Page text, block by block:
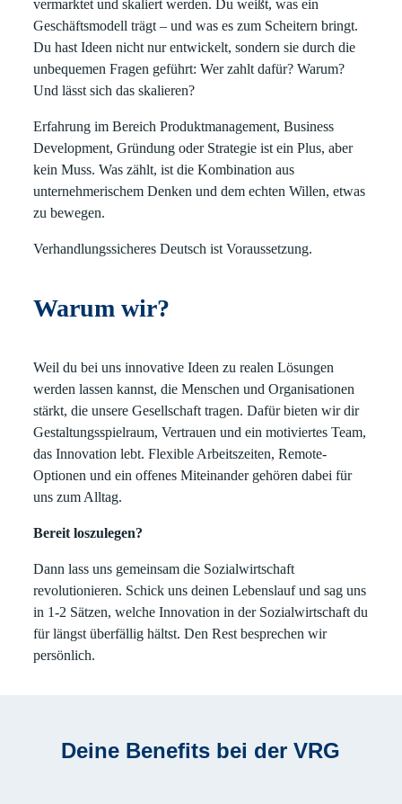
vermarktet und skaliert werden. Du weißt, was ein
Geschäftsmodell trägt – und was es zum Scheitern bringt.
Du hast Ideen nicht nur entwickelt, sondern sie durch die
unbequemen Fragen geführt: Wer zahlt dafür? Warum?
Und lässt sich das skalieren?
Erfahrung im Bereich Produktmanagement, Business
Development, Gründung oder Strategie ist ein Plus, aber
kein Muss. Was zählt, ist die Kombination aus
unternehmerischem Denken und dem echten Willen, etwas
zu bewegen.
Verhandlungssicheres Deutsch ist Voraussetzung.
Warum wir?
Weil du bei uns innovative Ideen zu realen Lösungen
werden lassen kannst, die Menschen und Organisationen
stärkt, die unsere Gesellschaft tragen. Dafür bieten wir dir
Gestaltungsspielraum, Vertrauen und ein motiviertes Team,
das Innovation lebt. Flexible Arbeitszeiten, Remote-
Optionen und ein offenes Miteinander gehören dabei für
uns zum Alltag.
Bereit loszulegen?
Dann lass uns gemeinsam die Sozialwirtschaft
revolutionieren. Schick uns deinen Lebenslauf und sag uns
in 1-2 Sätzen, welche Innovation in der Sozialwirtschaft du
für längst überfällig hältst. Den Rest besprechen wir
persönlich.
Deine Benefits bei der VRG